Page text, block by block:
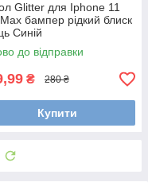
Glitter для Iphone 11
бампер рідкий блиск
Синій
до відправки
₴ 280 ₴
Купити